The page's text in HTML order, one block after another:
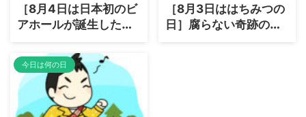
［8月4日は日本初のビ
アホールが誕生した］
あのビール会社が仕掛
け人だった？
［8月3日ははちみつの
日］腐らない奇跡の食
品？はちみつが数千年
今日は何の日